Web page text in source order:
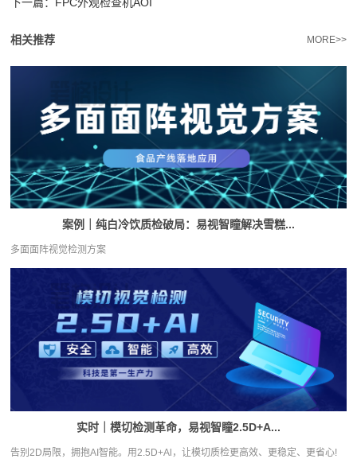
相关推荐 MORE>>
案例｜纯白冷饮质检破局：易视智瞳解决雪糕...
多面面阵视觉检测方案
实时｜模切检测革命，易视智瞳2.5D+A...
告别2D局限，拥抱AI智能。用2.5D+Al，让模切质检更高效、更稳定、更省心!